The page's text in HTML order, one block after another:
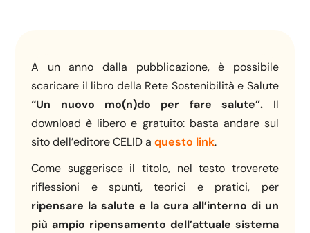
A un anno dalla pubblicazione, è possibile
scaricare il libro della Rete Sostenibilità e Salute
“Un nuovo mo(n)do per fare salute”. Il
download è libero e gratuito: basta andare sul
sito dell’editore CELID aquesto link.
Come suggerisce il titolo, nel testo troverete
riflessioni e spunti, teorici e pratici, per
ripensare la salute e la cura all’interno di un
più ampio ripensamento dell’attuale sistema